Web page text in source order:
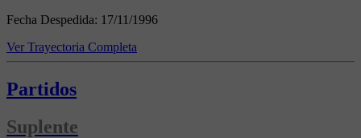
Fecha Despedida: 17/11/1996
Ver Trayectoria Completa
Partidos
Suplente